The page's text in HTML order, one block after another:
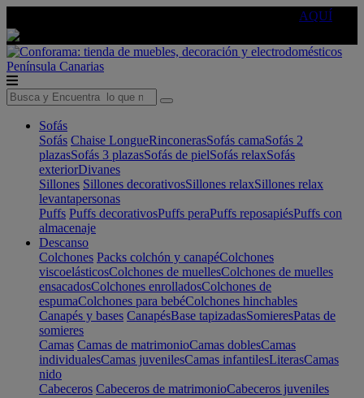
AQUÍ
Península Canarias
Sofás
Sofás Chaise LongueRinconerasSofás camaSofás 2
plazasSofás 3 plazasSofás de pielSofás relaxSofás
exteriorDivanes
Sillones Sillones decorativosSillones relaxSillones relax
levantapersonas
Puffs Puffs decorativosPuffs peraPuffs reposapiésPuffs con
almacenaje
Descanso
Colchones Packs colchón y canapéColchones
viscoelásticosColchones de muellesColchones de muelles
ensacadosColchones enrolladosColchones de
espumaColchones para bebéColchones hinchables
Canapés y bases CanapésBase tapizadasSomieresPatas de
somieres
Camas Camas de matrimonioCamas doblesCamas
individualesCamas juvenilesCamas infantilesLiterasCamas
nido
Cabeceros Cabeceros de matrimonioCabeceros juveniles